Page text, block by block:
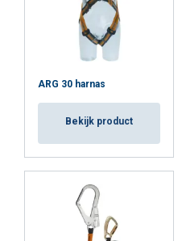
ARG 30 harnas
Bekijk product